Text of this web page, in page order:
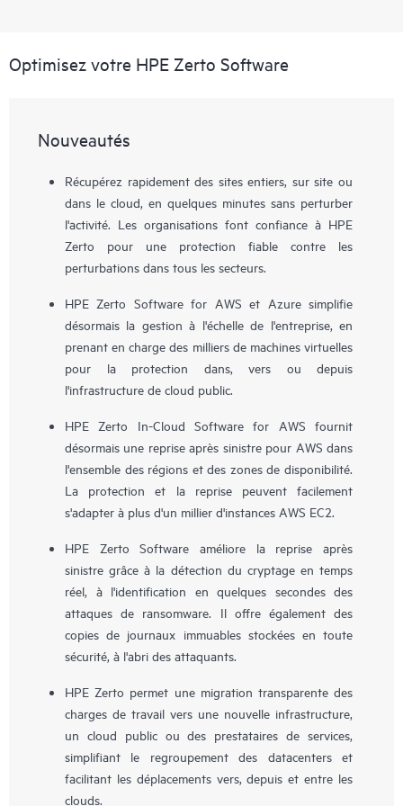
Optimisez votre HPE Zerto Software
Nouveautés
Récupérez rapidement des sites entiers, sur site ou
dans le cloud, en quelques minutes sans perturber
l'activité. Les organisations font confiance à HPE
Zerto pour une protection fiable contre les
perturbations dans tous les secteurs.
HPE Zerto Software for AWS et Azure simplifie
désormais la gestion à l'échelle de l'entreprise, en
prenant en charge des milliers de machines virtuelles
pour la protection dans, vers ou depuis
l'infrastructure de cloud public.
HPE Zerto In-Cloud Software for AWS fournit
désormais une reprise après sinistre pour AWS dans
l'ensemble des régions et des zones de disponibilité.
La protection et la reprise peuvent facilement
s'adapter à plus d'un millier d'instances AWS EC2.
HPE Zerto Software améliore la reprise après
sinistre grâce à la détection du cryptage en temps
réel, à l'identification en quelques secondes des
attaques de ransomware. Il offre également des
copies de journaux immuables stockées en toute
sécurité, à l'abri des attaquants.
HPE Zerto permet une migration transparente des
charges de travail vers une nouvelle infrastructure,
un cloud public ou des prestataires de services,
simplifiant le regroupement des datacenters et
facilitant les déplacements vers, depuis et entre les
clouds.